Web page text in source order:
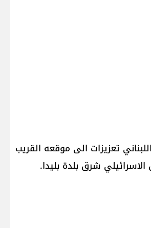
تعزيزات الى موقعه القريب
شرق بلدة بليدا.